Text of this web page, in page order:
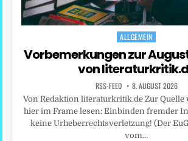
Posted
ALLGEMEIN
Vorbemerkungen zur
von
RSS-FEED 8. AUGUST 2026
Von Redaktion literaturkritik.de Zur Quelle
hier im Frame lesen: Einbinden fremder
keine Urheberrechtsverletzung! (Der
vom…